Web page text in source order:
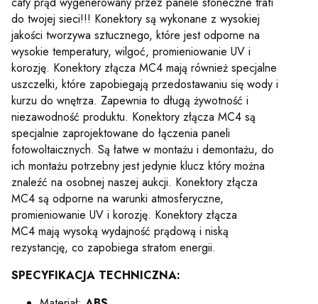
do twojej sieci!!! Konektory są wykonane z wysokiej
jakości tworzywa sztucznego, które jest odporne na
wysokie temperatury, wilgoć, promieniowanie UV i
korozję. Konektory złącza MC4 mają również specjalne
uszczelki, które zapobiegają przedostawaniu się wody i
kurzu do wnętrza. Zapewnia to długą żywotność i
niezawodność produktu. Konektory złącza MC4 są
specjalnie zaprojektowane do łączenia paneli
fotowoltaicznych. Są łatwe w montażu i demontażu, do
ich montażu potrzebny jest jedynie klucz który można
znaleźć na osobnej naszej aukcji. Konektory złącza
MC4 są odporne na warunki atmosferyczne,
promieniowanie UV i korozję. Konektory złącza
MC4 mają wysoką wydajność prądową i niską
rezystancję, co zapobiega stratom energii.
SPECYFIKACJA TECHNICZNA: